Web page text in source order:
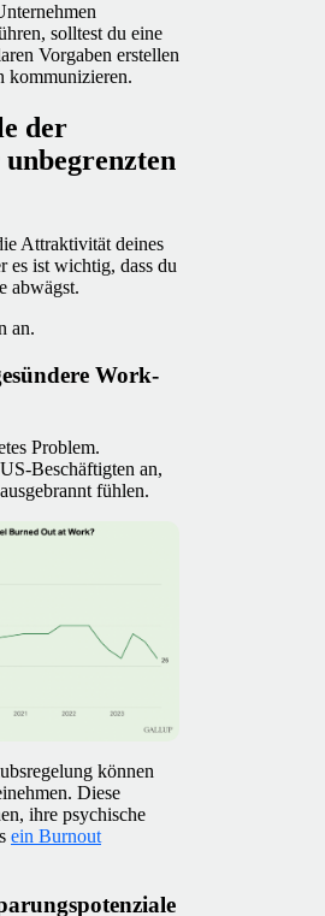
solltest du eine
Vorgaben erstellen
kommunizieren.
der
Attraktivität deines
es ist wichtig, dass du
abwägst.
an.
Work-
Problem.
Beschäftigten an,
fühlen.
können
Diese
ihre psychische
ein Burnout